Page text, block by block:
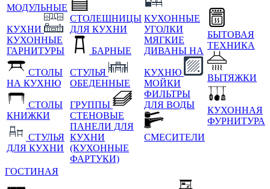
МОДУЛЬНЫЕ
КУХНИ
КУХОННЫЕ
ГАРНИТУРЫ
СТОЛЫ
НА КУХНЮ
СТОЛЫ
КНИЖКИ
СТУЛЬЯ
ДЛЯ КУХНИ
СТОЛЕШНИЦЫ
ДЛЯ КУХНИ
БАРНЫЕ
СТУЛЬЯ
ОБЕДЕННЫЕ
ГРУППЫ
СТЕНОВЫЕ
ПАНЕЛИ ДЛЯ
КУХНИ
(КУХОННЫЕ
ФАРТУКИ)
КУХОННЫЕ
УГОЛКИ
МЯГКИЕ
ДИВАНЫ НА
КУХНЮ
МОЙКИ
ФИЛЬТРЫ
ДЛЯ ВОДЫ
СМЕСИТЕЛИ
БЫТОВАЯ
ТЕХНИКА
ВЫТЯЖКИ
КУХОННАЯ
ФУРНИТУРА
ГОСТИНАЯ